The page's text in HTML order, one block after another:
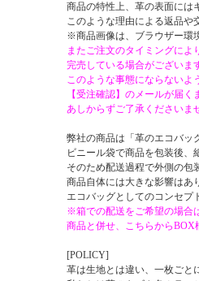
商品の特性上、革の表面には
このような理由による返品や
※商品画像は、ブラウザー環
またご注文のタイミングによ
完売している場合がございま
このような事態にならないよ
【受注確認】のメールが届く
あしからずご了承くださいま
弊社の商品は「革のエコバッ
ビニール袋で商品を包装後、
そのため配送過程で外側の包
商品自体には大きな影響はあ
エコバッグとしてのコンセプ
※箱での配送をご希望の場合
商品と併せ、こちらから
[POLICY]
革は生地とは違い、一枚ごと